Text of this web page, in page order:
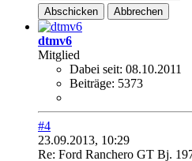
Abschicken Abbrechen
dtmv6
Mitglied
Dabei seit: 08.10.2011
Beiträge: 5373
#4
23.09.2013, 10:29
Re: Ford Ranchero GT Bj.